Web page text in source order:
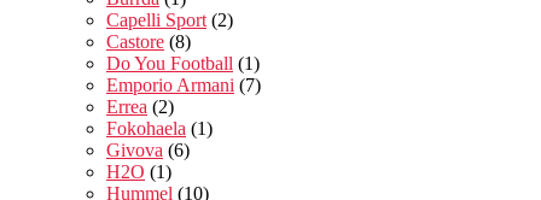
Capelli Sport (2)
Castore (8)
Do You Football (1)
Emporio Armani (7)
Errea (2)
Fokohaela (1)
Givova (6)
H2O (1)
Hummel (10)